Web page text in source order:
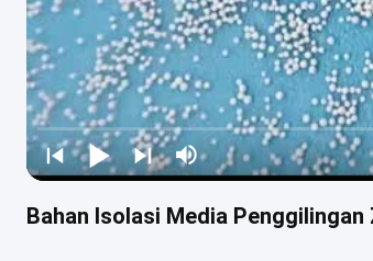
Bahan Isolasi Media